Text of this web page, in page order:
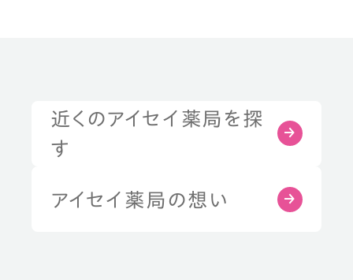
近くのアイセイ薬局を探
す
アイセイ薬局の想い